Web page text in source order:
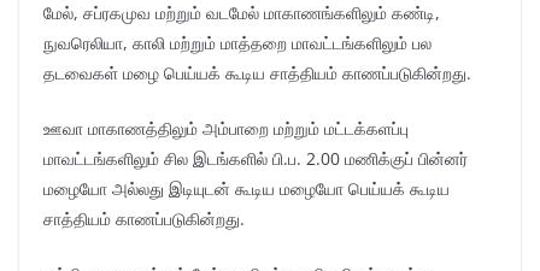
மேல், சப்ரகமுவ மற்றும் வடமேல் மாகாணங்களிலும் கண்டி,
நுவரெலியா, காலி மற்றும் மாத்தறை மாவட்டங்களிலும் பல
தடவைகள் மழை பெய்யக் கூடிய சாத்தியம் காணப்படுகின்றது.
ஊவா மாகாணத்திலும் அம்பாறை மற்றும் மட்டக்களப்பு
மாவட்டங்களிலும் சில இடங்களில் பி.ப. 2.00 மணிக்குப் பின்னர்
மழையோ அல்லது இடியுடன் கூடிய மழையோ பெய்யக் கூடிய
சாத்தியம் காணப்படுகின்றது.